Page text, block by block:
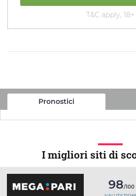
T&C apply, 18+
Pronostici
I migliori siti di
98/100